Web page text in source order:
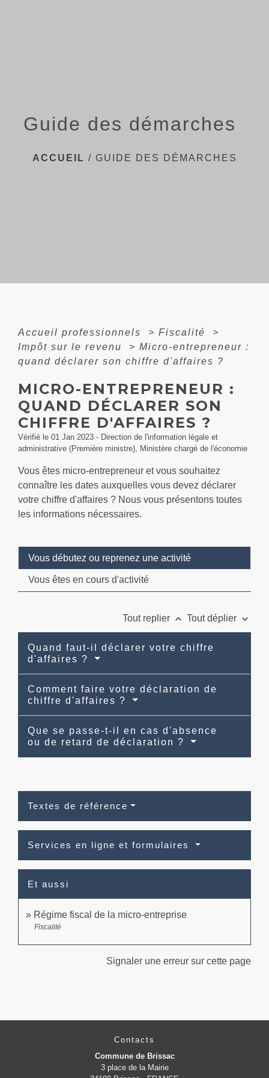
Guide des démarches
ACCUEIL / GUIDE DES DÉMARCHES
Accueil professionnels > Fiscalité
>
Impôt sur le revenu
> Micro-entrepreneur :
quand déclarer son chiffre d'affaires ?
MICRO-ENTREPRENEUR :
QUAND DÉCLARER SON
CHIFFRE D'AFFAIRES ?
Vérifié le 01 Jan 2023 - Direction de l'information légale et
administrative (Première ministre), Ministère chargé de l'économie
Vous êtes micro-entrepreneur et vous souhaitez
connaître les dates auxquelles vous devez déclarer
votre chiffre d'affaires ? Nous vous présentons toutes
les informations nécessaires.
Vous débutez ou reprenez une activité
Vous êtes en cours d'activité
Tout replier keyboard_arrow_up Tout déplier keyboard_arrow_down
Quand faut-il déclarer votre chiffre
d'affaires ?
Comment faire votre déclaration de
chiffre d'affaires ?
Que se passe-t-il en cas d'absence
ou de retard de déclaration ?
Textes de référence
Services en ligne et formulaires
Et aussi
Régime fiscal de la micro-entreprise
Fiscalité
Signaler une erreur sur cette page
Contacts
Commune de Brissac
3 place de la Mairie